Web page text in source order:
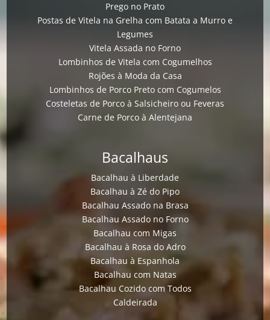
Prego no Prato
Postas de Vitela na Grelha com Batata a Murro e
Legumes
Vitela Assada no Forno
Lombinhos de Vitela com Cogumelhos
Rojões à Moda da Casa
Lombinhos de Porco Preto com Cogumelos
Costeletas de Porco à Salsicheiro ou Feveras
Carne de Porco à Alentejana
Bacalhaus
Bacalhau à Liberdade
Bacalhau à Zé do Pipo
Bacalhau Assado na Brasa
Bacalhau Assado no Forno
Bacalhau com Migas
Bacalhau à Rosa do Adro
Bacalhau à Espanhola
Bacalhau com Natas
Bacalhau Cozido com Todos
Caldeirada